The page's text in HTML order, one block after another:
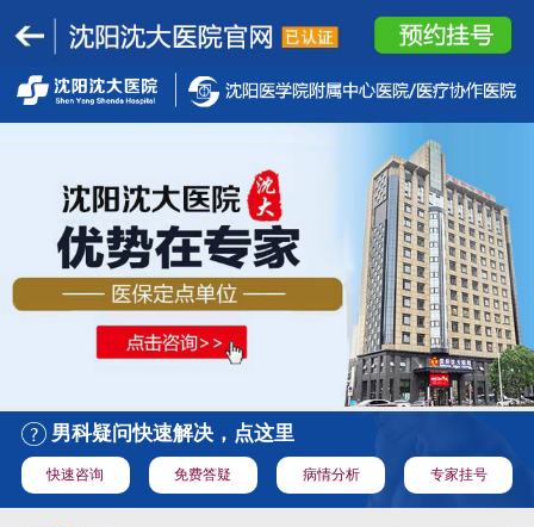
男科疑问快速解决，点这里
快速咨询 免费答疑 病情分析 专家挂号